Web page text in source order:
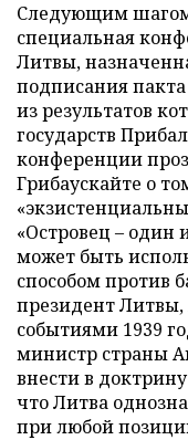
Следующим
специальная
Литвы,
подписания
из результатов
государств
конференции
Грибаускайте о
«Островец – один
может быть
способом против
президент Литвы,
событиями 1939
министр страны
внести в
что Литва
при любой